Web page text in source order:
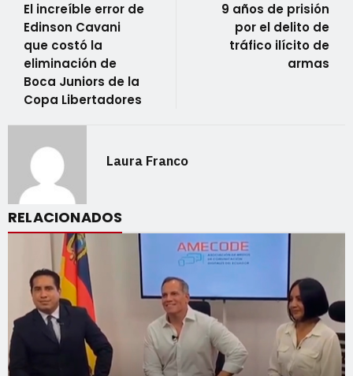
El increíble error de
Edinson Cavani
que costó la
eliminación de
Boca Juniors de la
Copa Libertadores
9 años de prisión
por el delito de
tráfico ilícito de
armas
Laura Franco
RELACIONADOS